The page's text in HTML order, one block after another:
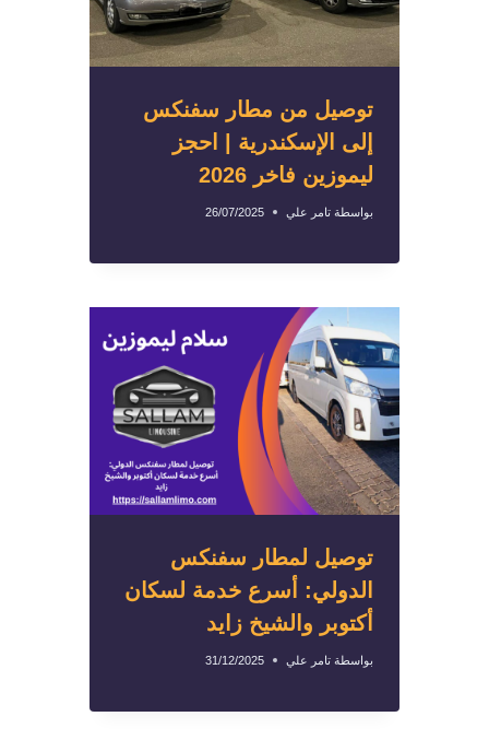
توصيل من مطار سفنكس
إلى الإسكندرية | احجز
ليموزين فاخر 2026
بواسطة تامر علي 26/07/2025
توصيل لمطار سفنكس
الدولي: أسرع خدمة لسكان
أكتوبر والشيخ زايد
بواسطة تامر علي 31/12/2025